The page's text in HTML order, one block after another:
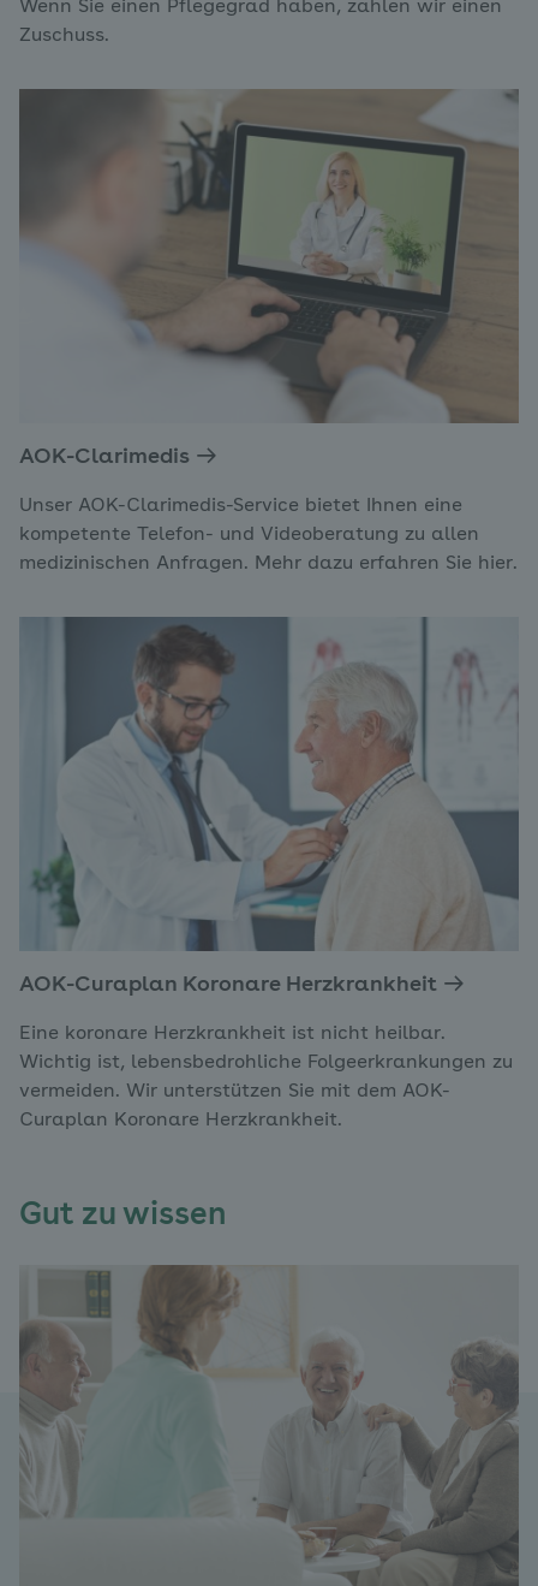
Wenn Sie einen Pflegegrad haben, zahlen wir einen
Zuschuss.
AOK-Clarimedis
Unser AOK-Clarimedis-Service bietet Ihnen eine
kompetente Telefon- und Videoberatung zu allen
medizinischen Anfragen. Mehr dazu erfahren Sie hier.
AOK-Curaplan Koronare Herzkrankheit
Eine koronare Herzkrankheit ist nicht heilbar.
Wichtig ist, lebensbedrohliche Folgeerkrankungen zu
vermeiden. Wir unterstützen Sie mit dem AOK-
Curaplan Koronare Herzkrankheit.
Gut zu wissen